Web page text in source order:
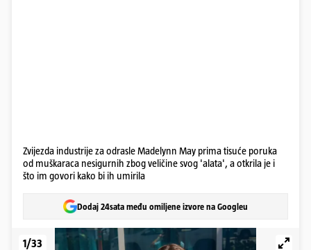
Zvijezda industrije za odrasle Madelynn May prima tisuće poruka
od muškaraca nesigurnih zbog veličine svog 'alata', a otkrila je i
što im govori kako bi ih umirila
Dodaj 24sata među omiljene izvore na Googleu
1/33